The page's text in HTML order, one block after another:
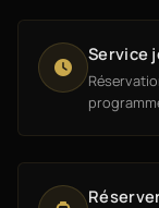
Service